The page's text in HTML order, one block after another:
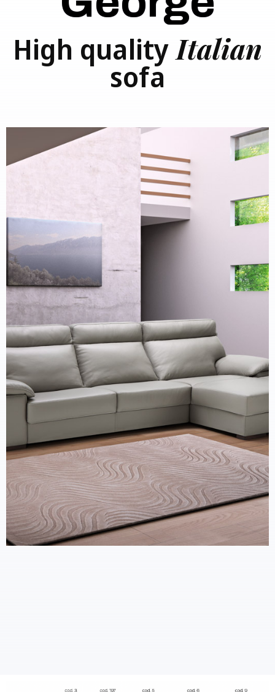
High qualityItalian
sofa